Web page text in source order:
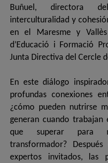
Buñuel, directora
interculturalidad y
en el Maresme y
d’Educació i Formació
Junta Directiva del Cercle
En este diálogo
profundas conexiones
¿cómo pueden nutrirse
generan cuando trabajan
que superar para
transformador?
expertos invitados, las